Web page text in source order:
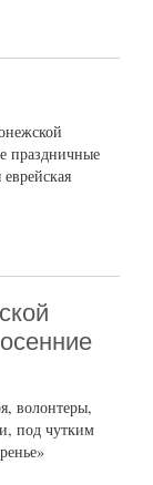
праздничные
волонтеры,
под чутким